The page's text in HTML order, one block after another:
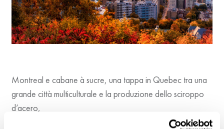
Montreal e cabane à sucre, una tappa in Quebec tra una
grande città multiculturale e la produzione dello sciroppo
d’acero,